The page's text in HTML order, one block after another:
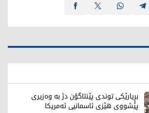
بڕیارێکی توندی پێنتاگۆن دژ بە وەزیری
پێشووی هێزی ئاسمانیی ئەمریکا